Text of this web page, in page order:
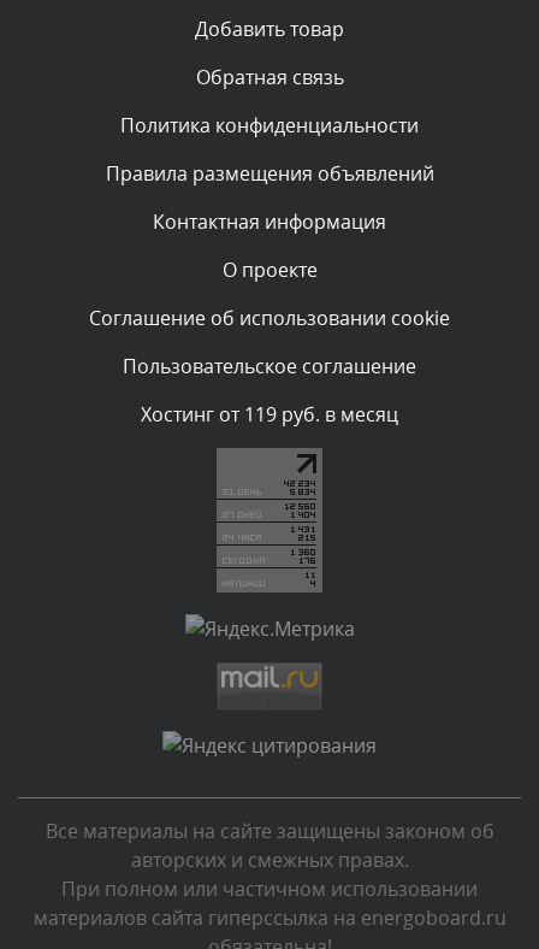
Текст комментария будет виден после проверки
администратором.
Комментарий проверяется
администратором.
Комментарий проверяется
администратором.
Комментарий проверяется
Текст комментария будет виден после проверки
Комментарий проверяется
Текст комментария будет виден после проверки
администратором.
Текст комментария будет виден после проверки
администратором.
Комментарий проверяется
Текст комментария будет виден после проверки
администратором.
Сегодня, в 01:40
Добавить товар
Обратная связь
Политика конфиденциальности
Правила размещения объявлений
Контактная информация
О проекте
Соглашение об использовании cookie
Пользовательское соглашение
Хостинг от 119 руб. в месяц
Все материалы на сайте защищены законом об
авторских и смежных правах.
При полном или частичном использовании
материалов сайта гиперссылка на energoboard.ru